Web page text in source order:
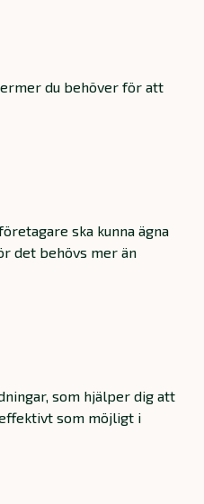
du behöver för att
ska kunna ägna
det behövs mer än
som hjälper dig att
som möjligt i